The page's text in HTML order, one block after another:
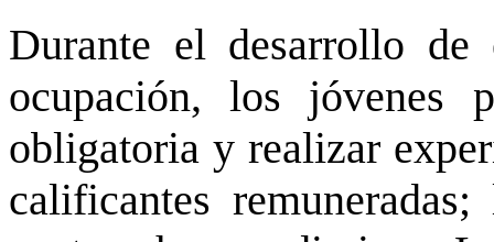
Durante el desarrollo de
ocupación, los jóvenes
obligatoria y realizar
calificantes